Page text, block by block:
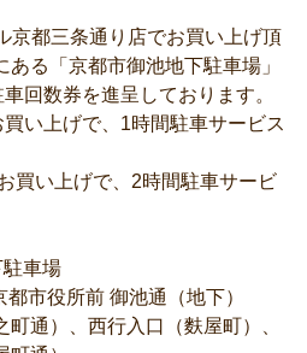
京都三条通り店でお買い上げ頂
る「京都市御池地下駐車場」
回数券を進呈しております。
い上げで、1時間駐車サービス
買い上げで、2時間駐車サービ
車場
市役所前 御池通（地下）
通）、西行入口（麩屋町）、